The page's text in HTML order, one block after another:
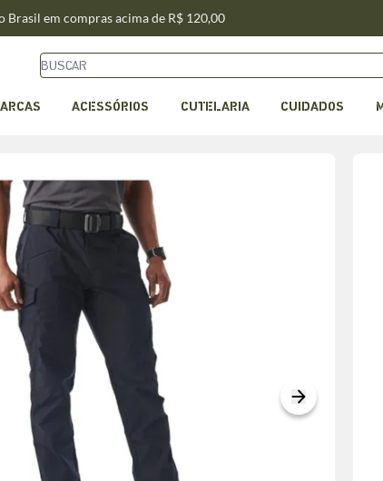
Brasil em compras acima de R$ 120,00
ACESSÓRIOS CUTELARIA CUIDADOS